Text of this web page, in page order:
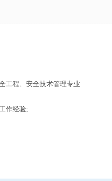
工程、安全技术管理专业
作经验;